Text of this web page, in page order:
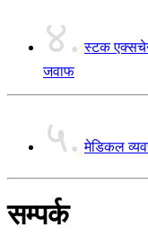
४. स्टक
जवाफ
५. मेडिकल
सम्पर्क